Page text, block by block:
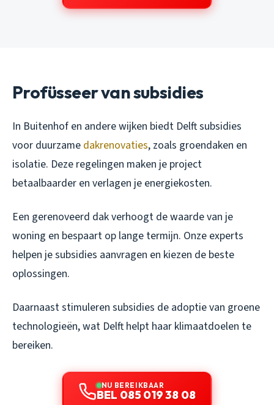
Profüsseer van subsidies
In Buitenhof en andere wijken biedt Delft subsidies
voor duurzame dakrenovaties, zoals groendaken en
isolatie. Deze regelingen maken je project
betaalbaarder en verlagen je energiekosten.
Een gerenoveerd dak verhoogt de waarde van je
woning en bespaart op lange termijn. Onze experts
helpen je subsidies aanvragen en kiezen de beste
oplossingen.
Daarnaast stimuleren subsidies de adoptie van groene
technologieën, wat Delft helpt haar klimaatdoelen te
bereiken.
NU BEREIKBAAR
BEL 085 019 38 08